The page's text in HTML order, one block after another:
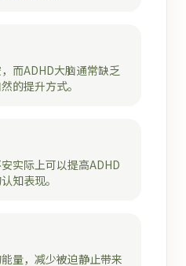
而ADHD大脑通常缺乏
的提升方式。
实际上可以提高ADHD
知表现。
量，减少被迫静止带来